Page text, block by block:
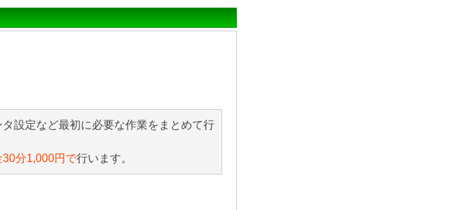
設定など最初に必要な作業をまとめて行
分1,000円で行います。